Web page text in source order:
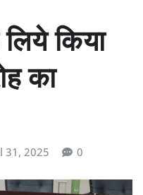
किया
का
31, 2025 0